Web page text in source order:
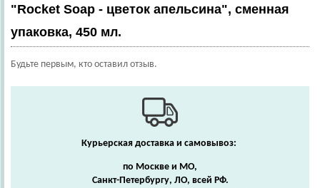
"Rocket Soap - цветок апельсина", сменная
упаковка, 450 мл.
Будьте первым, кто оставил отзыв.
Курьерская доставка и самовывоз:
по Москве и МО,
Санкт-Петербургу, ЛО, всей РФ.